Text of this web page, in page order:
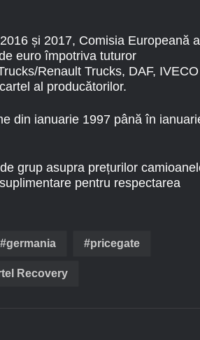
și 2017, Comisia Europeană a
euro împotriva tuturor
Renault Trucks, DAF,
al producătorilor.
din ianuarie 1997 până în
grup asupra prețurilor
pentru respectarea
germania pricegate
Recovery